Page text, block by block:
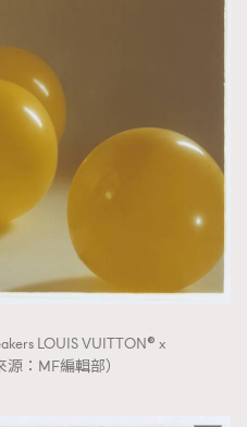
LOUIS VUITTON® x
：MF編輯部）